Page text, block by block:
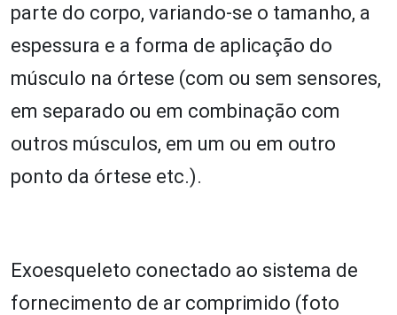
parte do corpo, variando-se o tamanho, a
espessura e a forma de aplicação do
músculo na órtese (com ou sem sensores,
em separado ou em combinação com
outros músculos, em um ou em outro
ponto da órtese etc.).
Exoesqueleto conectado ao sistema de
fornecimento de ar comprimido (foto